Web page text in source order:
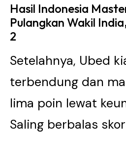
Hasil Indonesia
Pulangkan Wakil
2
Setelahnya, Ubed
terbendung dan
lima poin lewat
Saling berbalas